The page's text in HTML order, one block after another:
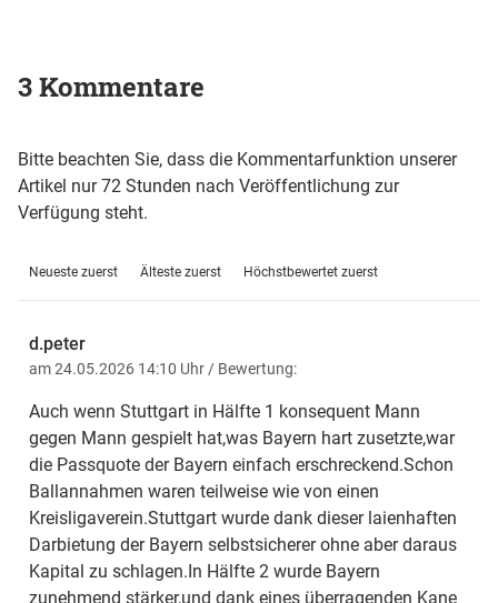
3 Kommentare
Bitte beachten Sie, dass die Kommentarfunktion unserer
Artikel nur 72 Stunden nach Veröffentlichung zur
Verfügung steht.
Neueste zuerst Älteste zuerst Höchstbewertet zuerst
d.peter
am 24.05.2026 14:10 Uhr / Bewertung:
Auch wenn Stuttgart in Hälfte 1 konsequent Mann
gegen Mann gespielt hat,was Bayern hart zusetzte,war
die Passquote der Bayern einfach erschreckend.Schon
Ballannahmen waren teilweise wie von einen
Kreisligaverein.Stuttgart wurde dank dieser laienhaften
Darbietung der Bayern selbstsicherer ohne aber daraus
Kapital zu schlagen.In Hälfte 2 wurde Bayern
zunehmend stärker,und dank eines überragenden Kane